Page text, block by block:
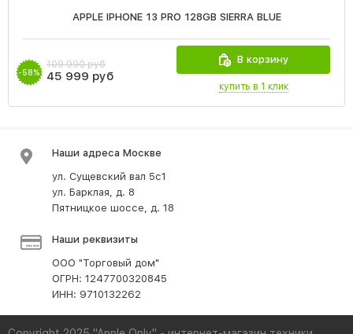
APPLE IPHONE 13 PRO 128GB SIERRA BLUE
-58%
109 990 руб
45 999 руб
В корзину
купить в 1 клик
Наши адреса Москве
ул. Сущевский вал 5с1
ул. Барклая, д. 8
Пятницкое шоссе, д. 18
Наши реквизиты
ООО "Торговый дом"
ОГРН: 1247700320845
ИНН: 9710132262